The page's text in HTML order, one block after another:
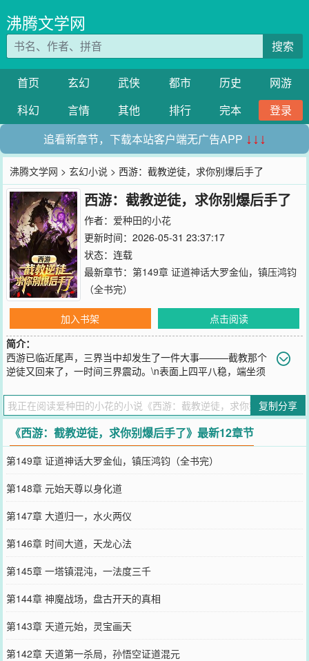
沸腾文学网
搜索
首页 玄幻 武侠 都市 历史
网游
科幻
言情 其他 排行 完本
登录
追看新章节，下载本站客户端无广告APP ↓↓↓
沸腾文学网 >玄幻小说 > 西游：截教逆徒，求你别爆后手了
西游：截教逆徒，求你别爆后手了
作者： 爱种田的小花
更新时间：2026-05-31 23:37:17
状态：连载
最新章节： 第149章 证道神话大罗金仙，镇压鸿钧
（全书完）
加入书架
点击阅读
简介：
西游已临近尾声，三界当中却发生了一件大事———截教那个
逆徒又回来了，一时间三界震动。\n表面上四平八稳，端坐须
熬出头了。\n正在天庭宝库如数家珍的财神爷赵公明浑身一颤，不装
了，摊牌了，这些年搜刮的法宝、灵物终于要派上用场了。\n金鳌岛
外驻扎着百万天兵天将，杨戬却在跟那个逆徒喝茶打屁。\n月桂树
旁，那个叫做吴刚的猛人丢掉了手里的斧头，竟堂而皇之下界去了。
\n当嫦娥仙子一跃化身为太阴魔神投靠截教。\n当孔雀大明王一口气
吞了八宝功德池。\n当麒麟崖下压着云霄的棺材板被轰开，天道圣人
这才反应过来，这特么云霄已在玉虚宫下窃取了一个量劫的气运。\n
面对如来佛祖叛教，西方二圣只能让斗战胜佛接替如来坐镇佛门气
运。\n......\n咳咳。\n会不会这猴子也是那个逆徒留下的后手。
您要是觉得《西游：截教逆徒，求你别爆后手了
忘记向您QQ群和微博微信里的朋友推荐哦！
复制分享
《西游：截教逆徒，求你别爆后手了》最新12章节
第149章 证道神话大罗金仙，镇压鸿钧（全书完）
第148章 元始天尊以身化道
第147章 大道归一，水火两仪
第146章 时间大道，天龙心法
第145章 一塔镇混沌，一法度三千
第144章 神魔战场，盘古开天的真相
第143章 天道元始，灵宝画天
第142章 天道第一杀局，孙悟空证道混元